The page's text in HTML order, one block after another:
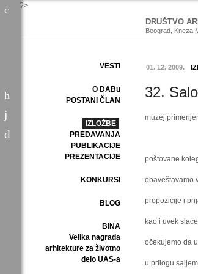
?>
DRUŠTVO
Beograd, Kneza
01. 12. 2009.
32.
muzej
poštovane
obaveštavamo
propozicije i
kao i uvek
očekujemo da
u prilogu
VESTI
O DABu
POSTANI ČLAN
IZLOŽBE
PREDAVANJA
PUBLIKACIJE
PREZENTACIJE
KONKURSI
BLOG
BINA
Velika nagrada
arhitekture za životno
delo UAS-a